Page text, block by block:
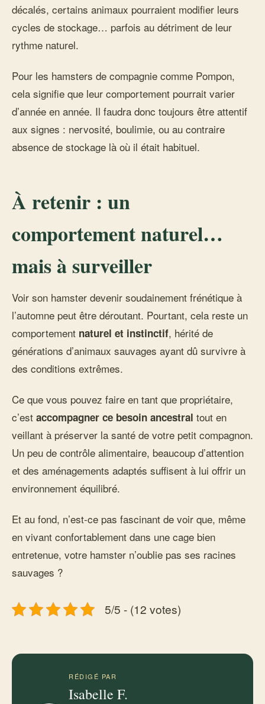
décalés, certains animaux pourraient modifier leurs
cycles de stockage… parfois au détriment de leur
rythme naturel.
Pour les hamsters de compagnie comme Pompon,
cela signifie que leur comportement pourrait varier
d’année en année. Il faudra donc toujours être attentif
aux signes : nervosité, boulimie, ou au contraire
absence de stockage là où il était habituel.
À retenir : un
comportement naturel…
mais à surveiller
Voir son hamster devenir soudainement frénétique à
l’automne peut être déroutant. Pourtant, cela reste un
comportement naturel et instinctif, hérité de
générations d’animaux sauvages ayant dû survivre à
des conditions extrêmes.
Ce que vous pouvez faire en tant que propriétaire,
c’est accompagner ce besoin ancestral tout en
veillant à préserver la santé de votre petit compagnon.
Un peu de contrôle alimentaire, beaucoup d’attention
et des aménagements adaptés suffisent à lui offrir un
environnement équilibré.
Et au fond, n’est-ce pas fascinant de voir que, même
en vivant confortablement dans une cage bien
entretenue, votre hamster n’oublie pas ses racines
sauvages ?
5/5 - (12 votes)
RÉDIGÉ PAR
Isabelle F.